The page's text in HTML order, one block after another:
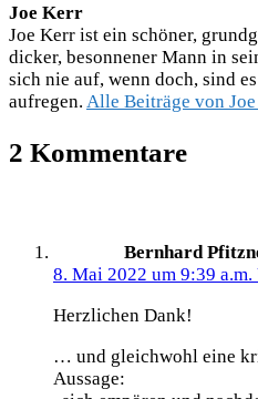
Joe Kerr
Joe Kerr ist ein schöner,
dicker, besonnener Mann in
sich nie auf, wenn doch, sind
aufregen. Alle Beiträge von
2 Kommentare
Bernhard
8. Mai 2022 um 9:39 a.m.
Herzlichen Dank!
… und gleichwohl eine
Aussage: